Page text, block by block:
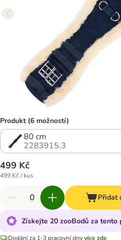
Produkt (6 možností)
80 cm
2283915.3
499 Kč
499 Kč / kus
Přidat
Získejte 20 zooBodů za tento
Dodání za 1-3 pracovní dnyvíce zde